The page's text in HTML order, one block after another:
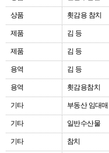
상품 횟감용 참치
제품 김 등
제품 김 등
용역 김 등
용역 횟감용참치
기타 부동산 임대
기타 일반수산물
기타 참치